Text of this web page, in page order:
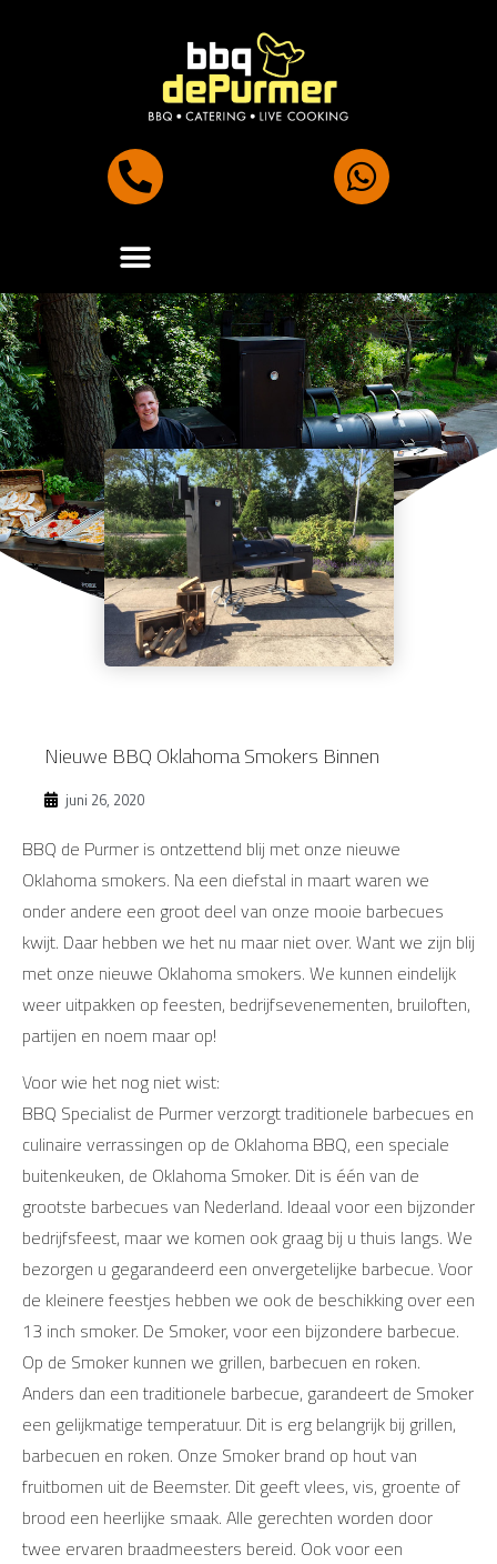
Nieuwe BBQ Oklahoma Smokers Binnen
juni 26, 2020
BBQ de Purmer is ontzettend blij met onze nieuwe
Oklahoma smokers. Na een diefstal in maart waren we
onder andere een groot deel van onze mooie barbecues
kwijt. Daar hebben we het nu maar niet over. Want we zijn blij
met onze nieuwe Oklahoma smokers. We kunnen eindelijk
weer uitpakken op feesten, bedrijfsevenementen, bruiloften,
partijen en noem maar op!
Voor wie het nog niet wist:
BBQ Specialist de Purmer verzorgt traditionele barbecues en
culinaire verrassingen op de Oklahoma BBQ, een speciale
buitenkeuken, de Oklahoma Smoker. Dit is één van de
grootste barbecues van Nederland. Ideaal voor een bijzonder
bedrijfsfeest, maar we komen ook graag bij u thuis langs. We
bezorgen u gegarandeerd een onvergetelijke barbecue. Voor
de kleinere feestjes hebben we ook de beschikking over een
13 inch smoker. De Smoker, voor een bijzondere barbecue.
Op de Smoker kunnen we grillen, barbecuen en roken.
Anders dan een traditionele barbecue, garandeert de Smoker
een gelijkmatige temperatuur. Dit is erg belangrijk bij grillen,
barbecuen en roken. Onze Smoker brand op hout van
fruitbomen uit de Beemster. Dit geeft vlees, vis, groente of
brood een heerlijke smaak. Alle gerechten worden door
twee ervaren braadmeesters bereid. Ook voor een